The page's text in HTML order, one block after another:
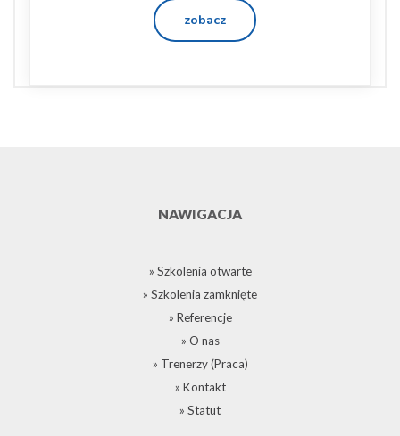
zobacz
NAWIGACJA
» Szkolenia otwarte
» Szkolenia zamknięte
» Referencje
» O nas
» Trenerzy (Praca)
» Kontakt
» Statut